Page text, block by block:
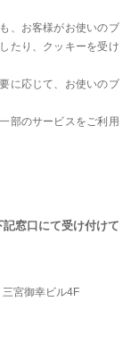
、お客様がお使いのブ
たり、クッキーを受け
に応じて、お使いのブ
部のサービスをご利用
窓口にて受け付けて
宮御幸ビル4F